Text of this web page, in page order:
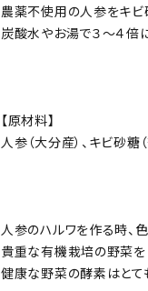
農薬不使用の人参をキビ
炭酸水やお湯で３～４倍
【原材料】
人参（大分産）、キビ砂糖
人参のハルワを作る時、
貴重な有機栽培の野菜を
健康な野菜の酵素はとて